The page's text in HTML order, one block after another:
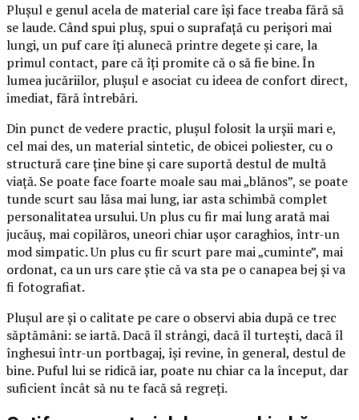
Plușul e genul acela de material care își face treaba fără să
se laude. Când spui pluș, spui o suprafață cu perișori mai
lungi, un puf care îți alunecă printre degete și care, la
primul contact, pare că îți promite că o să fie bine. În
lumea jucăriilor, plușul e asociat cu ideea de confort direct,
imediat, fără întrebări.
Din punct de vedere practic, plușul folosit la urșii mari e,
cel mai des, un material sintetic, de obicei poliester, cu o
structură care ține bine și care suportă destul de multă
viață. Se poate face foarte moale sau mai „blănos”, se poate
tunde scurt sau lăsa mai lung, iar asta schimbă complet
personalitatea ursului. Un plus cu fir mai lung arată mai
jucăuș, mai copilăros, uneori chiar ușor caraghios, într-un
mod simpatic. Un plus cu fir scurt pare mai „cuminte”, mai
ordonat, ca un urs care știe că va sta pe o canapea bej și va
fi fotografiat.
Plușul are și o calitate pe care o observi abia după ce trec
săptămâni: se iartă. Dacă îl strângi, dacă îl turtești, dacă îl
înghesui într-un portbagaj, își revine, în general, destul de
bine. Puful lui se ridică iar, poate nu chiar ca la început, dar
suficient încât să nu te facă să regreți.